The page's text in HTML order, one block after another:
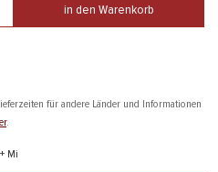
in den Warenkorb
für andere Länder und Informationen
.
Mi